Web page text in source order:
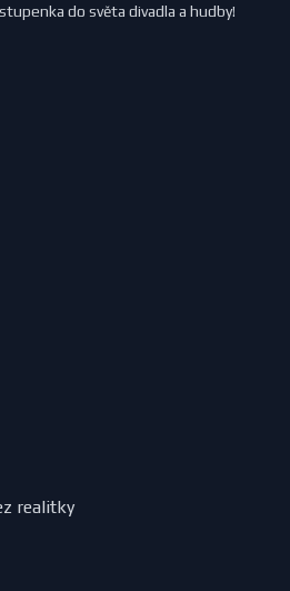
do světa divadla a hudby!
realitky